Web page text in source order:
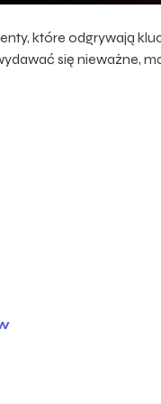
które odgrywają
się nieważne,